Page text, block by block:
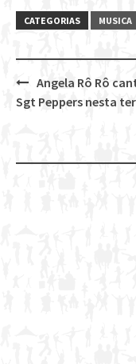
CATEGORIAS MUSICA
Post
Angela Rô Rô
Sgt Peppers nesta